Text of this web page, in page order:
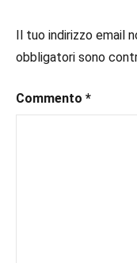
#instalibri,
#ioleggo,
#kindle,
#leggerechepassione,
Il tuo indirizzo email
obbligatori sono
Commento *